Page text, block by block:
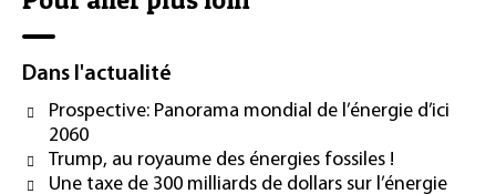
Dans l'actualité
Prospective: Panorama mondial de l’énergie d’ici
2060
Trump, au royaume des énergies fossiles !
Une taxe de 300 milliards de dollars sur l’énergie